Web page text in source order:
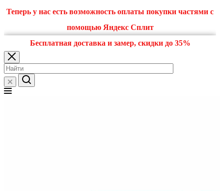
Теперь у нас есть возможность оплаты покупки частями с
помощью Яндекс Сплит
Бесплатная доставка и замер, скидки до 35%